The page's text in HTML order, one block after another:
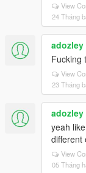
View
24 Tháng
adozley
Fucking
View
23 Tháng
adozley
yeah
different
View
05 Tháng